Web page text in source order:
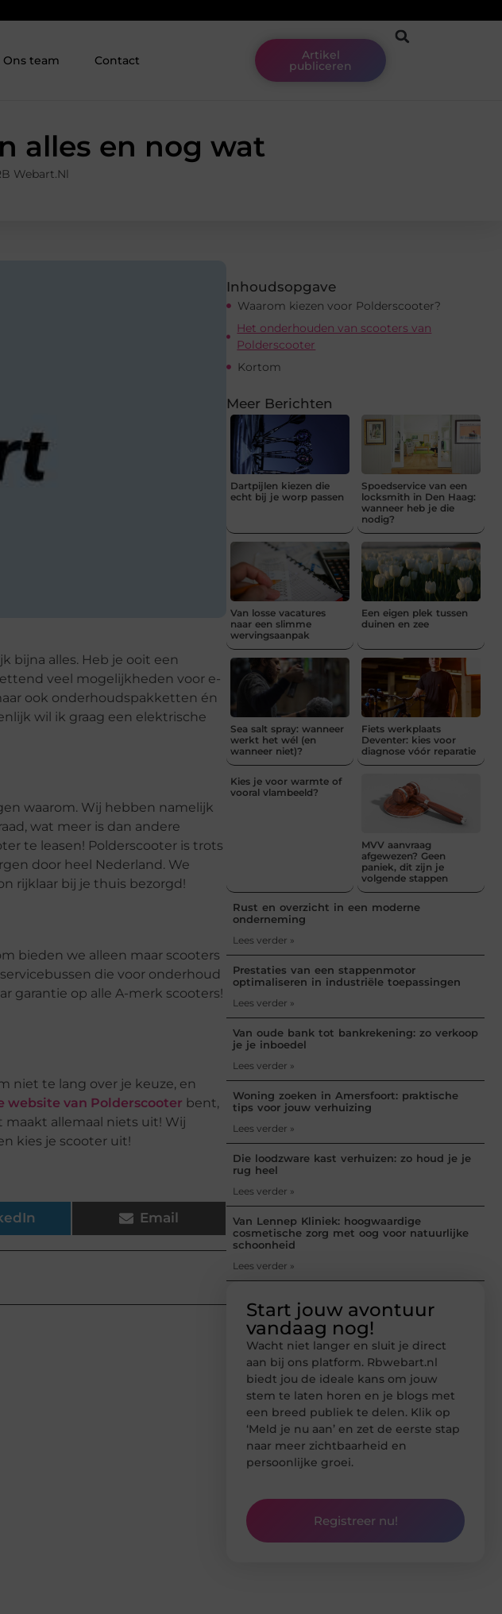
Ons team Contact Artikel
publiceren
alles en nog wat
Webart.nl
bijna alles. Heb je ooit een
veel mogelijkheden voor e-
ook onderhoudspakketten én
wil ik graag een elektrische
waarom. Wij hebben namelijk
wat meer is dan andere
te leasen! Polderscooter is trots
door heel Nederland. We
rijklaar bij je thuis bezorgd!
bieden we alleen maar scooters
die voor onderhoud
garantie op alle A-merk scooters!
niet te lang over je keuze, en
website van Polderscooter bent,
maakt allemaal niets uit! Wij
kies je scooter uit!
Email
Inhoudsopgave
Waarom kiezen voor Polderscooter?
Het onderhouden van scooters van
Polderscooter
Kortom
Meer Berichten
Dartpijlen kiezen die
echt bij je worp passen
Spoedservice van een
locksmith in Den Haag:
wanneer heb je die
nodig?
Van losse vacatures
naar een slimme
wervingsaanpak
Een eigen plek tussen
duinen en zee
Sea salt spray: wanneer
werkt het wél (en
wanneer niet)?
Fiets werkplaats
Deventer: kies voor
diagnose vóór reparatie
Kies je voor warmte of
vooral vlambeeld?
MVV aanvraag
afgewezen? Geen
paniek, dit zijn je
volgende stappen
Rust en overzicht in een moderne
onderneming
Lees verder »
Prestaties van een stappenmotor
optimaliseren in industriële toepassingen
Lees verder »
Van oude bank tot bankrekening: zo verkoop
je je inboedel
Lees verder »
Woning zoeken in Amersfoort: praktische
tips voor jouw verhuizing
Lees verder »
Die loodzware kast verhuizen: zo houd je je
rug heel
Lees verder »
Van Lennep Kliniek: hoogwaardige
cosmetische zorg met oog voor natuurlijke
schoonheid
Lees verder »
Start jouw avontuur
vandaag nog!
Wacht niet langer en sluit je direct
aan bij ons platform. Rbwebart.nl
biedt jou de ideale kans om jouw
stem te laten horen en je blogs met
een breed publiek te delen. Klik op
‘Meld je nu aan’ en zet de eerste stap
naar meer zichtbaarheid en
persoonlijke groei.
Registreer nu!